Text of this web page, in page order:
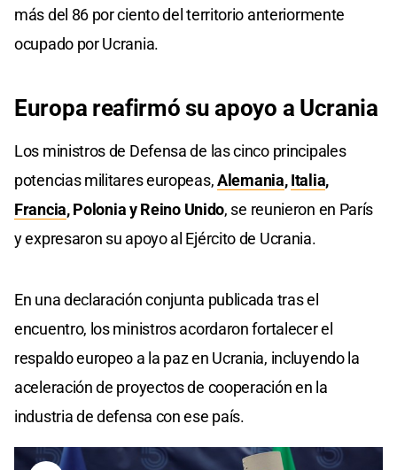
más del 86 por ciento del territorio anteriormente
ocupado por Ucrania.
Europa reafirmó su apoyo a Ucrania
Los ministros de Defensa de las cinco principales
potencias militares europeas,Alemania,Italia,
Francia, Polonia y Reino Unido, se reunieron en París
y expresaron su apoyo al Ejército de Ucrania.
En una declaración conjunta publicada tras el
encuentro, los ministros acordaron fortalecer el
respaldo europeo a la paz en Ucrania, incluyendo la
aceleración de proyectos de cooperación en la
industria de defensa con ese país.